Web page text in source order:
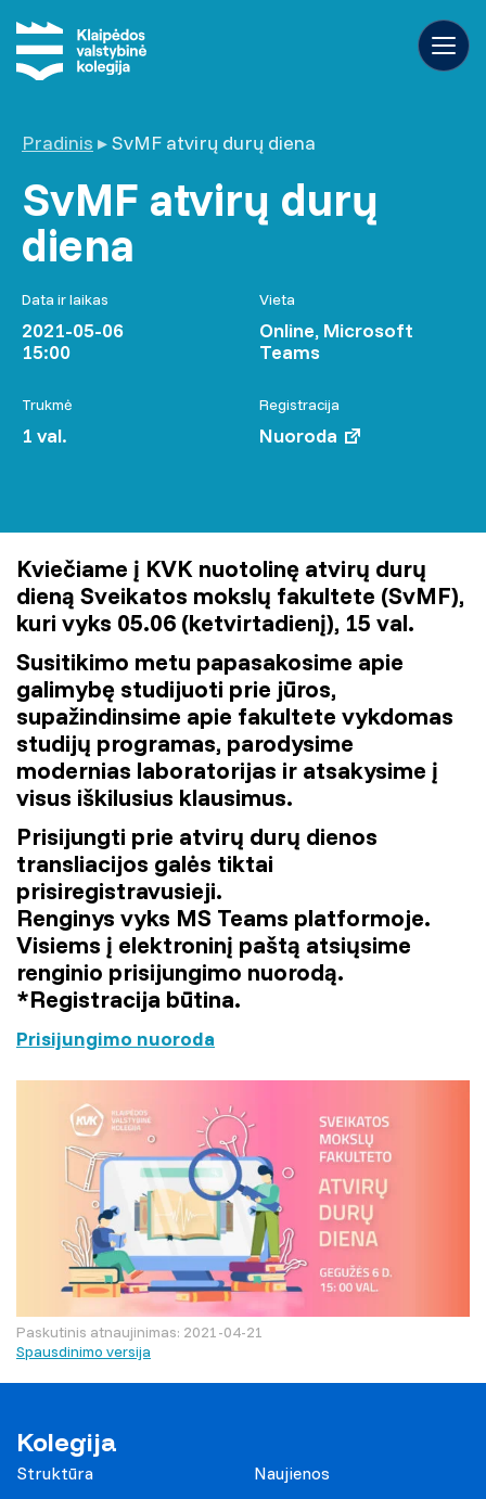
Pradinis ▸SvMF atvirų durų diena
SvMF atvirų durų
diena
Data ir laikas
2021-05-06
15:00
Vieta
Online, Microsoft
Teams
Trukmė
1 val.
Registracija
Nuoroda
Kviečiame į KVK nuotolinę atvirų durų
dieną Sveikatos mokslų fakultete (SvMF),
kuri vyks 05.06 (ketvirtadienį), 15 val.
Susitikimo metu papasakosime apie
galimybę studijuoti prie jūros,
supažindinsime apie fakultete vykdomas
studijų programas, parodysime
modernias laboratorijas ir atsakysime į
visus iškilusius klausimus.
Prisijungti prie atvirų durų dienos
transliacijos galės tiktai
prisiregistravusieji.
Renginys vyks MS Teams platformoje.
Visiems į elektroninį paštą atsiųsime
renginio prisijungimo nuorodą.
*Registracija būtina.
Prisijungimo nuoroda
Paskutinis atnaujinimas: 2021-04-21
Spausdinimo versija
Kolegija
Struktūra
Naujienos